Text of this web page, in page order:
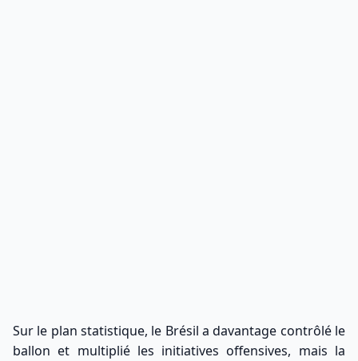
Sur le plan statistique, le Brésil a davantage contrôlé le
ballon et multiplié les initiatives offensives, mais la